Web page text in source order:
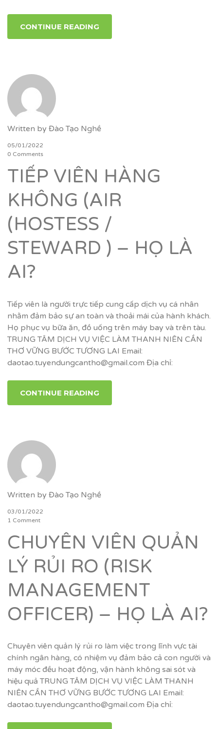
CONTINUE READING
Written by Đào Tạo Nghề
05/01/2022
0 Comments
TIẾP VIÊN HÀNG
KHÔNG (AIR
(HOSTESS /
STEWARD ) – HỌ LÀ
AI?
Tiếp viên là người trực tiếp cung cấp dịch vụ cá nhân
nhằm đảm bảo sự an toàn và thoải mái của hành khách.
Họ phục vụ bữa ăn, đồ uống trên máy bay và trên tàu.
TRUNG TÂM DỊCH VỤ VIỆC LÀM THANH NIÊN CẦN
THƠ VỮNG BƯỚC TƯƠNG LAI Email:
daotao.tuyendungcantho@gmail.com Địa chỉ:
CONTINUE READING
Written by Đào Tạo Nghề
03/01/2022
1 Comment
CHUYÊN VIÊN QUẢN
LÝ RỦI RO (RISK
MANAGEMENT
OFFICER) – HỌ LÀ AI?
Chuyên viên quản lý rủi ro làm việc trong lĩnh vực tài
chính ngân hàng, có nhiệm vụ đảm bảo cả con người và
máy móc đều hoạt động, vận hành không sai sót và
hiệu quả TRUNG TÂM DỊCH VỤ VIỆC LÀM THANH
NIÊN CẦN THƠ VỮNG BƯỚC TƯƠNG LAI Email:
daotao.tuyendungcantho@gmail.com Địa chỉ: